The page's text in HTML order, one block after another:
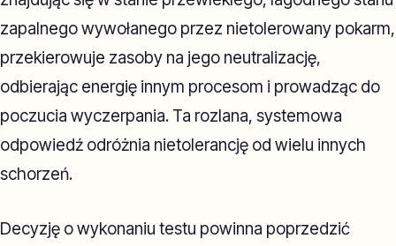
zapalnego wywołanego przez nietolerowany pokarm,
przekierowuje zasoby na jego neutralizację,
odbierając energię innym procesom i prowadząc do
poczucia wyczerpania. Ta rozlana, systemowa
odpowiedź odróżnia nietolerancję od wielu innych
schorzeń.
Decyzję o wykonaniu testu powinna poprzedzić